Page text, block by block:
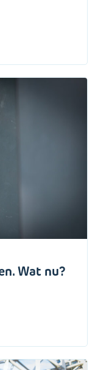
Wat nu?